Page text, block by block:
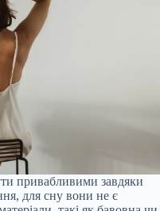
привабливими завдяки
для сну вони не є